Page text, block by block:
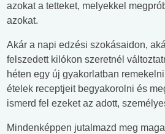
azokat a tetteket, melyekkel
azokat.
Akár a napi edzési szokásaidon,
felszedett kilókon szeretnél
héten egy új gyakorlatban
ételek receptjeit begyakorolni és
ismerd fel ezeket az adott,
Mindenképpen jutalmazd meg